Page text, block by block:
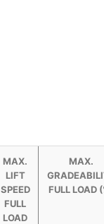
MAX.
LIFT
SPEED
FULL
LOAD
MAX.
FULL LOAD